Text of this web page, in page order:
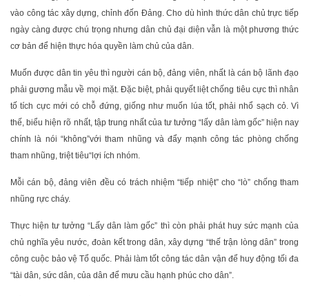
vào công tác xây dựng, chỉnh đốn Đảng. Cho dù hình thức dân chủ trực tiếp
ngày càng được chú trọng nhưng dân chủ đại diện vẫn là một phương thức
cơ bản để hiện thực hóa quyền làm chủ của dân.
Muốn được dân tin yêu thì người cán bộ, đảng viên, nhất là cán bộ lãnh đạo
phải gương mẫu về mọi mặt. Đặc biệt, phải quyết liệt chống tiêu cực thì nhân
tố tích cực mới có chỗ đứng, giống như muốn lúa tốt, phải nhổ sạch cỏ. Vì
thế, biểu hiện rõ nhất, tập trung nhất của tư tưởng “lấy dân làm gốc” hiện nay
chính là nói “không”với tham nhũng và đẩy mạnh công tác phòng chống
tham nhũng, triệt tiêu“lợi ích nhóm.
Mỗi cán bộ, đảng viên đều có trách nhiệm “tiếp nhiệt” cho “lò” chống tham
nhũng rực cháy.
Thực hiện tư tưởng “Lấy dân làm gốc” thì còn phải phát huy sức mạnh của
chủ nghĩa yêu nước, đoàn kết trong dân, xây dựng “thế trận lòng dân” trong
công cuộc bảo vệ Tổ quốc. Phải làm tốt công tác dân vận để huy động tối đa
“tài dân, sức dân, của dân để mưu cầu hạnh phúc cho dân”.